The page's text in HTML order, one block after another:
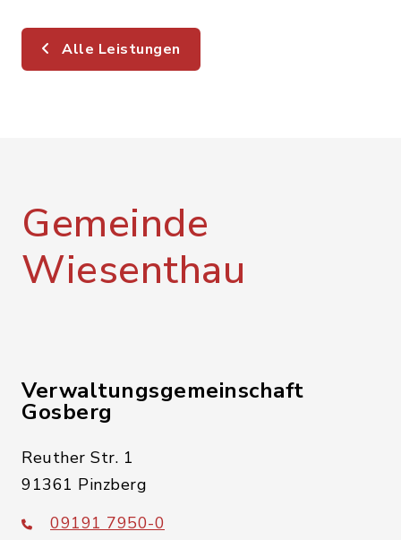
Alle Leistungen
Gemeinde
Wiesenthau
Verwaltungsgemeinschaft
Gosberg
Reuther Str. 1
91361 Pinzberg
09191 7950-0